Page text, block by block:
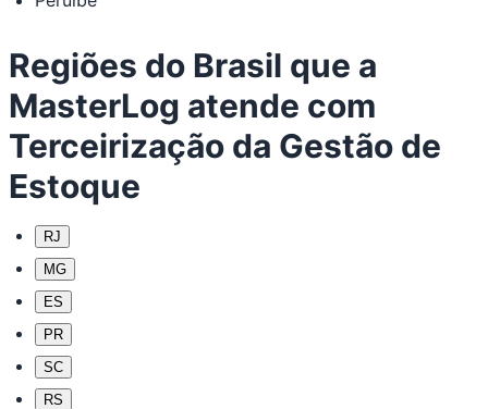
Regiões do Brasil que a
MasterLog atende com
Terceirização da Gestão de
Estoque
RJ
MG
ES
PR
SC
RS